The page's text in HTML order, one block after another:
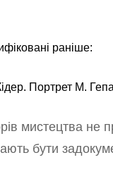
раніше:
Портрет М.
мистецтва не
бути